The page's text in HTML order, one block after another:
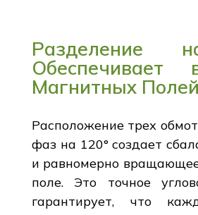
Разделение
Обеспечивает
Магнитных Полей
Расположение трех
фаз на 120° создает
и равномерно
поле. Это точное
гарантирует, что